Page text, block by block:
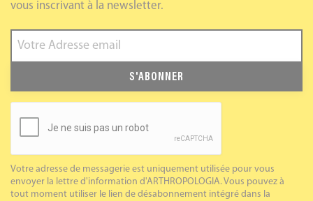
vous inscrivant à la newsletter.
S'ABONNER
Votre adresse de messagerie est uniquement utilisée pour vous
envoyer la lettre d'information d'ARTHROPOLOGIA. Vous pouvez à
tout moment utiliser le lien de désabonnement intégré dans la